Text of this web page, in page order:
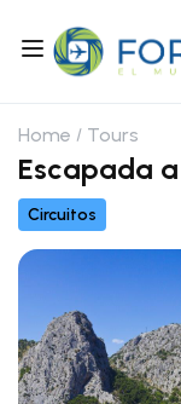
Home Tours
Escapada
Circuitos